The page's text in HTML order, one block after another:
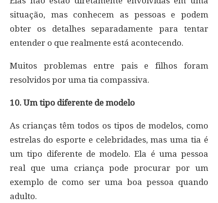
situação, mas conhecem as pessoas e podem
obter os detalhes separadamente para tentar
entender o que realmente está acontecendo.
Muitos problemas entre pais e filhos foram
resolvidos por uma tia compassiva.
10. Um tipo diferente de modelo
As crianças têm todos os tipos de modelos, como
estrelas do esporte e celebridades, mas uma tia é
um tipo diferente de modelo. Ela é uma pessoa
real que uma criança pode procurar por um
exemplo de como ser uma boa pessoa quando
adulto.